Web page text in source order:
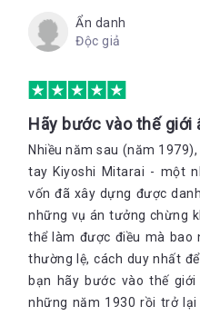
Ẩn danh
Độc giả
Hãy bước vào thế giới
Nhiều năm sau (năm
tay Kiyoshi Mitarai - một
vốn đã xây dựng được
những vụ án tưởng chừng
thể làm được điều mà
thường lệ, cách duy nhất
bạn hãy bước vào thế
những năm 1930 rồi trở